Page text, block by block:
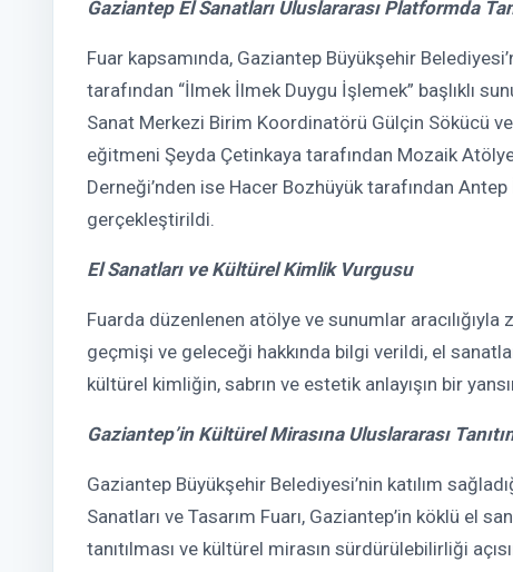
Gaziantep El Sanatları Uluslararası Platformda
Fuar kapsamında, Gaziantep Büyükşehir
tarafından “İlmek İlmek Duygu İşlemek” başlıklı
Sanat Merkezi Birim Koordinatörü Gülçin Sökücü
eğitmeni Şeyda Çetinkaya tarafından Mozaik
Derneği’nden ise Hacer Bozhüyük tarafından Antep
gerçekleştirildi.
El Sanatları ve Kültürel Kimlik Vurgusu
Fuarda düzenlenen atölye ve sunumlar aracılığıyla
geçmişi ve geleceği hakkında bilgi verildi, el
kültürel kimliğin, sabrın ve estetik anlayışın bir
Gaziantep’in Kültürel Mirasına Uluslararası
Gaziantep Büyükşehir Belediyesi’nin katılım
Sanatları ve Tasarım Fuarı, Gaziantep’in köklü el
tanıtılması ve kültürel mirasın sürdürülebilirliği